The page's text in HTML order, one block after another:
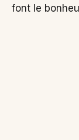
font le